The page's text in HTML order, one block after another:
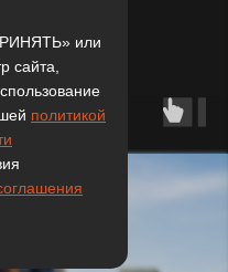
или
сайта,
политикой